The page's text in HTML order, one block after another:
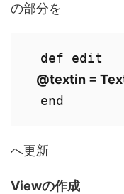
の部分を
@textin =
  end
へ更新
Viewの作成